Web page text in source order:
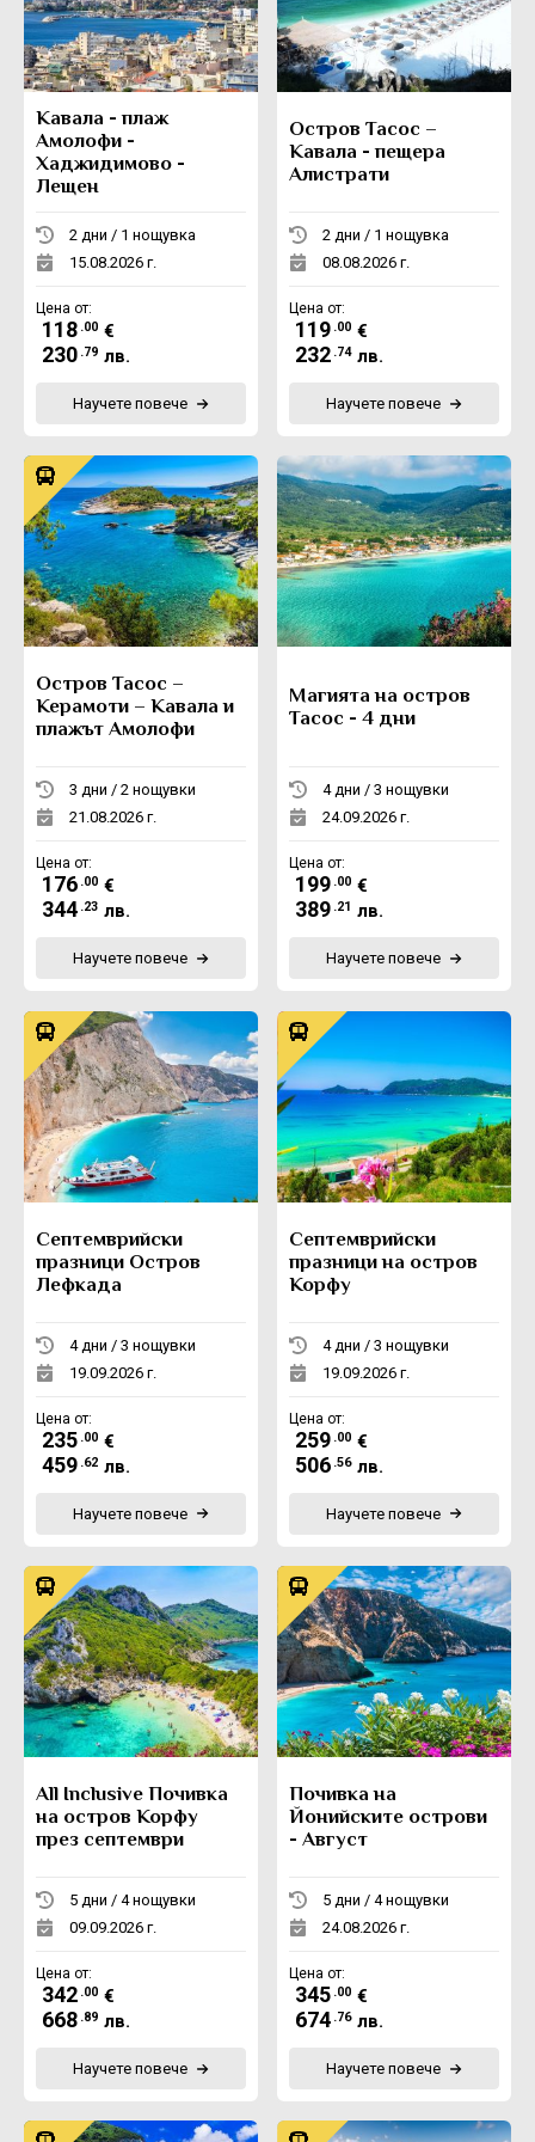
Екскурзии в Румъния
Кавала - плаж
Амолофи -
Хаджидимово -
Лещен
2 дни / 1 нощувка
15.08.2026 г.
Цена от:
118 .00 €
230 .79 лв.
Научете повече
Остров Тасос –
Кавала - пещера
Алистрати
2 дни / 1 нощувка
08.08.2026 г.
Цена от:
119 .00 €
232 .74 лв.
Научете повече
Остров Тасос –
Керамоти – Кавала и
плажът Амолофи
3 дни / 2 нощувки
21.08.2026 г.
Цена от:
176 .00 €
344 .23 лв.
Научете повече
Магията на остров
Тасос - 4 дни
4 дни / 3 нощувки
24.09.2026 г.
Цена от:
199 .00 €
389 .21 лв.
Научете повече
Септемврийски
празници Остров
Лефкада
4 дни / 3 нощувки
19.09.2026 г.
Цена от:
235 .00 €
459 .62 лв.
Научете повече
Септемврийски
празници на остров
Корфу
4 дни / 3 нощувки
19.09.2026 г.
Цена от:
259 .00 €
506 .56 лв.
Научете повече
All Inclusive Почивка
на остров Корфу
през септември
5 дни / 4 нощувки
09.09.2026 г.
Цена от:
342 .00 €
668 .89 лв.
Научете повече
Почивка на
Йонийските острови
- Август
5 дни / 4 нощувки
24.08.2026 г.
Цена от:
345 .00 €
674 .76 лв.
Научете повече